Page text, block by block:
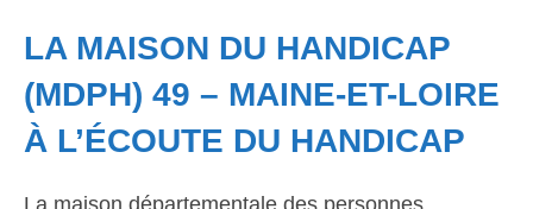
LA MAISON DU HANDICAP
(MDPH) 49 – MAINE-ET-LOIRE
À L’ÉCOUTE DU HANDICAP
La maison départementale des personnes